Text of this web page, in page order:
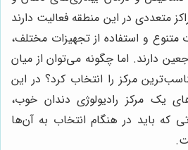
متعددی در این منطقه فعالیت دارند
متنوع و استفاده از تجهیزات مختلف،
دارند. اما چگونه می‌توان از میان
مرکز را انتخاب کرد؟ در این
یک مرکز رادیولوژی دندان خوب،
که باید در هنگام انتخاب به آن‌ها